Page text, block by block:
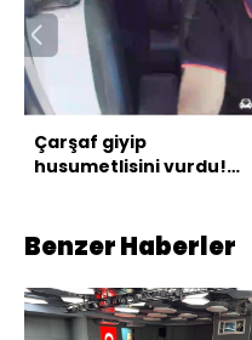
Çarşaf giyip
husumetlisini vurdu!
Benzer Haberler